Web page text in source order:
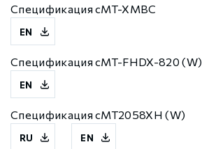
Спецификация cMT-XMBC
EN
Спецификация cMT-FHDX-820 (W)
EN
Спецификация cMT2058XH (W)
RU EN